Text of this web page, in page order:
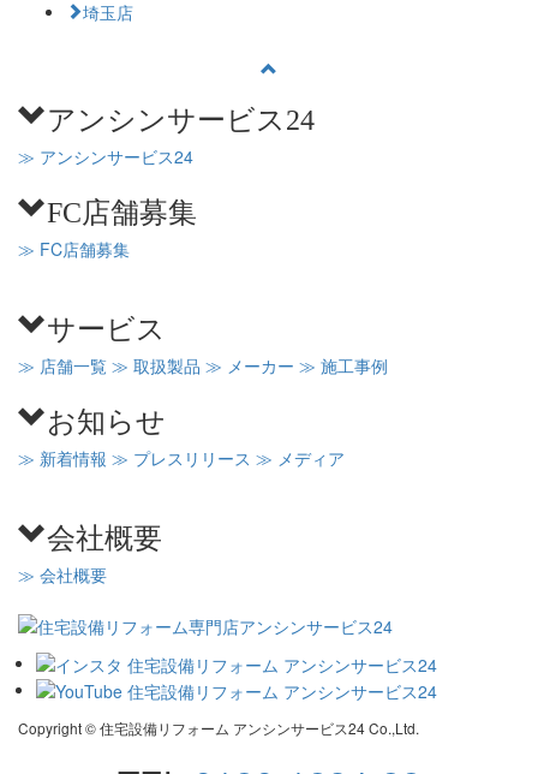
埼玉店
アンシンサービス24
≫ アンシンサービス24
FC店舗募集
≫ FC店舗募集
サービス
≫ 店舗一覧 ≫ 取扱製品 ≫ メーカー ≫ 施工事例
お知らせ
≫ 新着情報 ≫ プレスリリース ≫ メディア
会社概要
≫ 会社概要
Copyright © 住宅設備リフォーム アンシンサービス24 Co.,Ltd.